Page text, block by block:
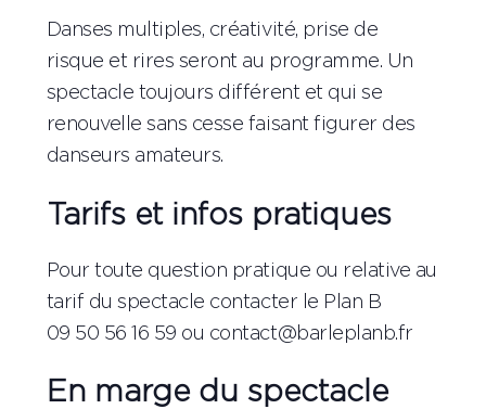
Danses multiples, créativité, prise de
risque et rires seront au programme. Un
spectacle toujours différent et qui se
renouvelle sans cesse faisant figurer des
danseurs amateurs.
Tarifs et infos pratiques
Pour toute question pratique ou relative au
tarif du spectacle contacter le Plan B
09 50 56 16 59 ou contact@barleplanb.fr
En marge du spectacle